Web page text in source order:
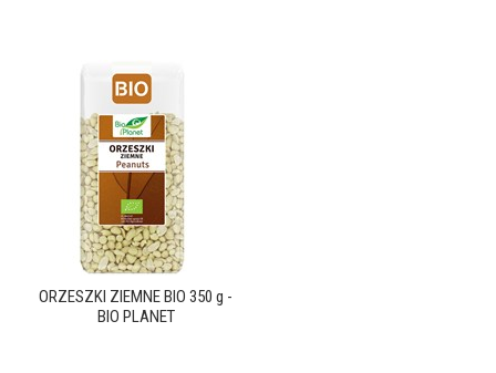
ORZESZKI ZIEMNE BIO 350 g -
BIO PLANET